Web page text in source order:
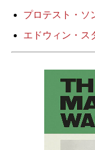
プロテスト・ソ
エドウィン・ス